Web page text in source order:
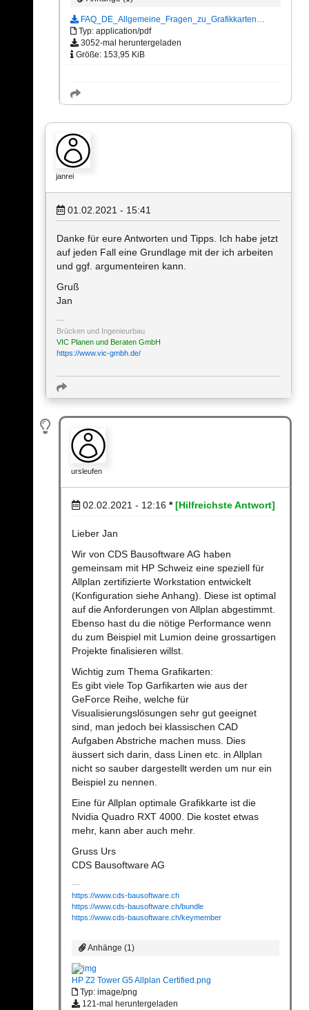
FAQ_DE_Allgemeine_Fragen_zu_Grafikkarten…
Typ: application/pdf
3052-mal heruntergeladen
Größe: 153,95 KiB
janrei
01.02.2021 - 15:41
Danke für eure Antworten und Tipps. Ich habe jetzt
auf jeden Fall eine Grundlage mit der ich arbeiten
und ggf. argumenteiren kann.
Gruß
Jan
Brücken und Ingenieurbau
VIC Planen und Beraten GmbH
https://www.vic-gmbh.de/
ursleufen
02.02.2021 - 12:16 * [Hilfreichste Antwort]
Lieber Jan
Wir von CDS Bausoftware AG haben
gemeinsam mit HP Schweiz eine speziell für
Allplan zertifizierte Workstation entwickelt
(Konfiguration siehe Anhang). Diese ist optimal
auf die Anforderungen von Allplan abgestimmt.
Ebenso hast du die nötige Performance wenn
du zum Beispiel mit Lumion deine grossartigen
Projekte finalisieren willst.
Wichtig zum Thema Grafikarten:
Es gibt viele Top Garfikarten wie aus der
GeForce Reihe, welche für
Visualisierungslösungen sehr gut geeignet
sind, man jedoch bei klassischen CAD
Aufgaben Abstriche machen muss. Dies
äussert sich darin, dass Linen etc. in Allplan
nicht so sauber dargestellt werden um nur ein
Beispiel zu nennen.
Eine für Allplan optimale Grafikkarte ist die
Nvidia Quadro RXT 4000. Die kostet etwas
mehr, kann aber auch mehr.
Gruss Urs
CDS Bausoftware AG
https://www.cds-bausoftware.ch
https://www.cds-bausoftware.ch/bundle
https://www.cds-bausoftware.ch/keymember
Anhänge (1)
HP Z2 Tower G5 Allplan Certified.png
Typ: image/png
121-mal heruntergeladen